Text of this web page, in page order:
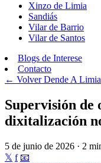
Xinzo de Limia
Sandiás
Vilar de Barrio
Vilar de Santos
Blogs de Interese
Contacto
← VolverDende A Limia
Supervisión de
dixitalización
5 de junio de 2026 · 2
𝕏 f 📧